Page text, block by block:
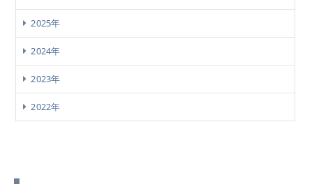
2025年
2024年
2023年
2022年